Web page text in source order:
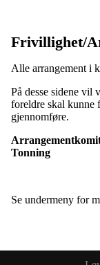
Frivillighet/
Alle arrangement i
På desse sidene vil
foreldre skal kunne
gjennomføre.
Tonning
Se undermeny for